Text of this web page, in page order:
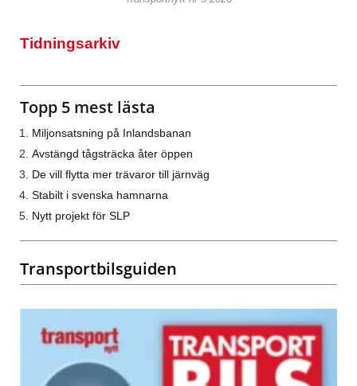
Tidningsarkiv
Topp 5 mest lästa
Miljonsatsning på Inlandsbanan
Avstängd tågsträcka åter öppen
De vill flytta mer trävaror till järnväg
Stabilt i svenska hamnarna
Nytt projekt för SLP
Transportbilsguiden